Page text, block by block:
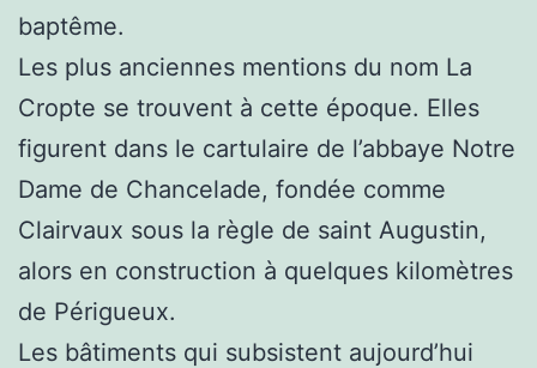
baptême.
Les plus anciennes mentions du nom La
Cropte se trouvent à cette époque. Elles
figurent dans le cartulaire de l’abbaye Notre
Dame de Chancelade, fondée comme
Clairvaux sous la règle de saint Augustin,
alors en construction à quelques kilomètres
de Périgueux.
Les bâtiments qui subsistent aujourd’hui